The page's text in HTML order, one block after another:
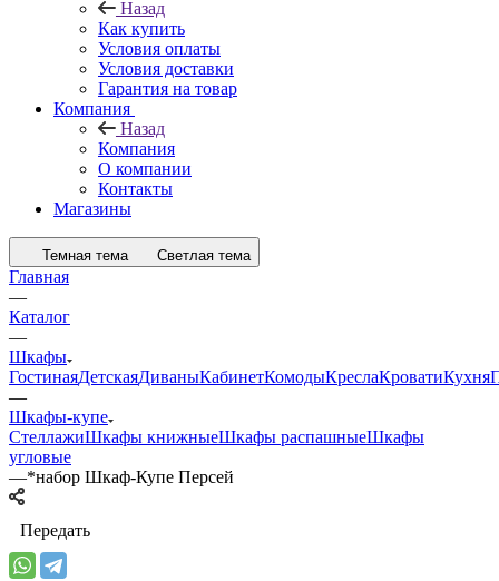
Назад
Как купить
Условия оплаты
Условия доставки
Гарантия на товар
Компания
Назад
Компания
О компании
Контакты
Магазины
Темная тема Светлая тема
Главная
—
Каталог
—
Шкафы
ГостинаяДетскаяДиваныКабинетКомодыКреслаКроватиКухня
—
Шкафы-купе
СтеллажиШкафы книжныеШкафы распашныеШкафы
угловые
—*набор Шкаф-Купе Персей
Передать